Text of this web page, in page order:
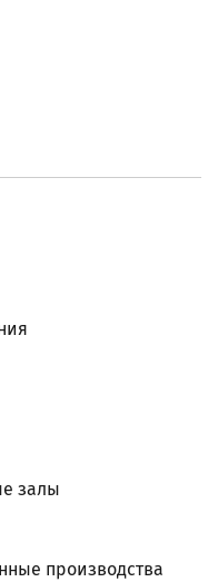
залы
производства